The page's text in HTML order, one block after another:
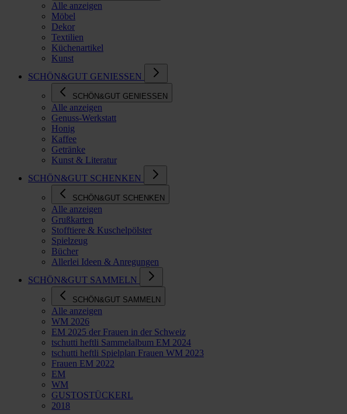
Alle anzeigen
Möbel
Dekor
Textilien
Küchenartikel
Kunst
SCHÖN&GUT GENIESSEN
SCHÖN&GUT GENIESSEN
Alle anzeigen
Genuss-Werkstatt
Honig
Kaffee
Getränke
Kunst & Literatur
SCHÖN&GUT SCHENKEN
SCHÖN&GUT SCHENKEN
Alle anzeigen
Grußkarten
Stofftiere & Kuschelpölster
Spielzeug
Bücher
Allerlei Ideen & Anregungen
SCHÖN&GUT SAMMELN
SCHÖN&GUT SAMMELN
Alle anzeigen
WM 2026
EM 2025 der Frauen in der Schweiz
tschutti heftli Sammelalbum EM 2024
tschutti heftli Spielplan Frauen WM 2023
Frauen EM 2022
EM
WM
GUSTOSTÜCKERL
2018